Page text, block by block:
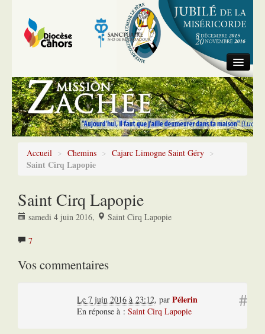
Accueil
Information générale
Chemins
Accueil > Chemins > Cajarc Limogne Saint Géry >
Saint Cirq Lapopie
Saint Cirq Lapopie
samedi 4 juin 2016, Saint Cirq Lapopie
7
Vos commentaires
#
Le 7 juin 2016 à 23:12, par Pélerin
En réponse à : Saint Cirq Lapopie